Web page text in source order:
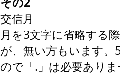
交信月
月を3文字に省略する
が、無い方もいます。
ので「.」は必要あり